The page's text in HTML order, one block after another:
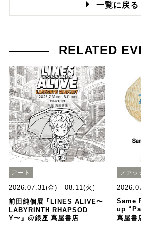
一覧に戻る
RELATED
アート
2026.07.31(金) - 08.11(火)
前田純個展『LINES ALIVE〜
LABYRINTH RHAPSOD
Y〜』@銀座 蔦屋書店
ファッ
Same
up
蔦屋書